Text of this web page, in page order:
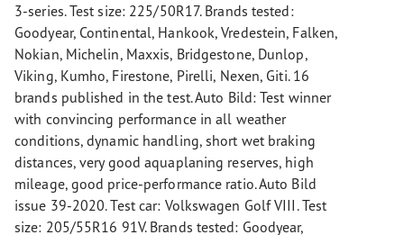
3-series. Test size: 225/50R17. Brands tested:
Goodyear, Continental, Hankook, Vredestein, Falken,
Nokian, Michelin, Maxxis, Bridgestone, Dunlop,
Viking, Kumho, Firestone, Pirelli, Nexen, Giti. 16
brands published in the test. Auto Bild: Test winner
with convincing performance in all weather
conditions, dynamic handling, short wet braking
distances, very good aquaplaning reserves, high
mileage, good price-performance ratio. Auto Bild
issue 39-2020. Test car: Volkswagen Golf VIII. Test
size: 205/55R16 91V. Brands tested: Goodyear,